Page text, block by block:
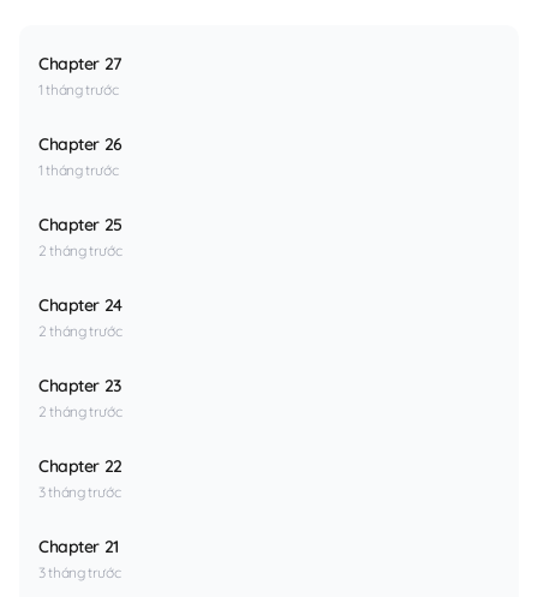
Chapter 27
1 tháng trước
Chapter 26
1 tháng trước
Chapter 25
2 tháng trước
Chapter 24
2 tháng trước
Chapter 23
2 tháng trước
Chapter 22
3 tháng trước
Chapter 21
3 tháng trước